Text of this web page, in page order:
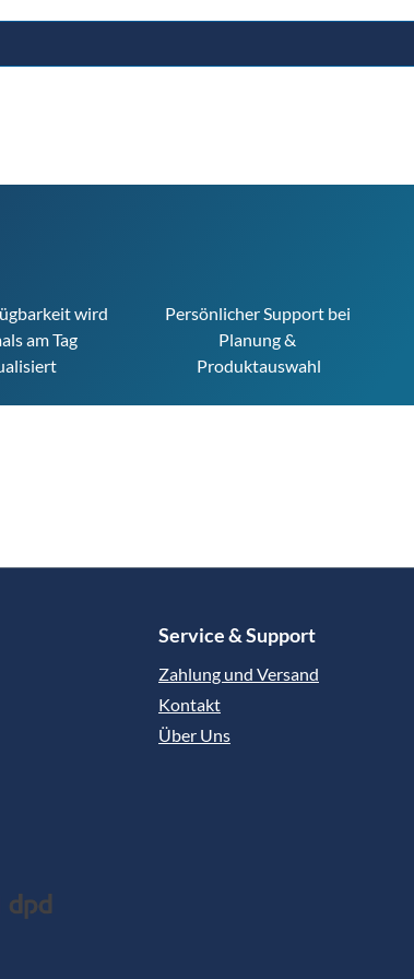
wird
am Tag
Persönlicher Support bei
Planung &
Produktauswahl
Service & Support
Zahlung und Versand
Kontakt
Über Uns